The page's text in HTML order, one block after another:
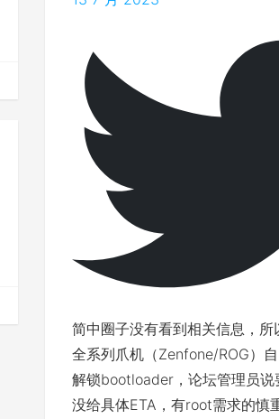
简中圈子没有看到相关信息，所
全系列爪机（Zenfone/ROG）
解锁bootloader，论坛管理员说
没给具体ETA，有root需求的慎